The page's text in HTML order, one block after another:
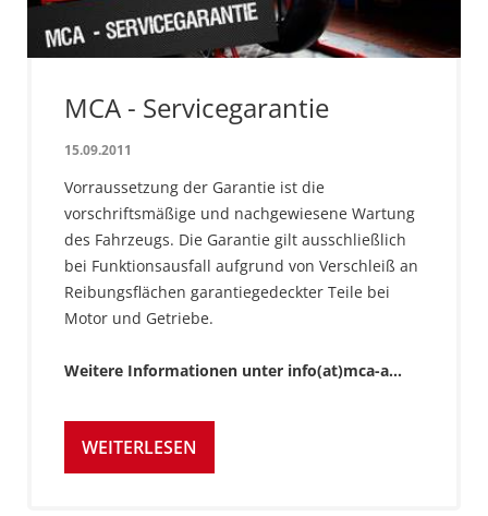
MCA - Servicegarantie
15.09.2011
Vorraussetzung der Garantie ist die
vorschriftsmäßige und nachgewiesene Wartung
des Fahrzeugs. Die Garantie gilt ausschließlich
bei Funktionsausfall aufgrund von Verschleiß an
Reibungsflächen garantiegedeckter Teile bei
Motor und Getriebe.
Weitere Informationen unter info(at)mca-a…
WEITERLESEN